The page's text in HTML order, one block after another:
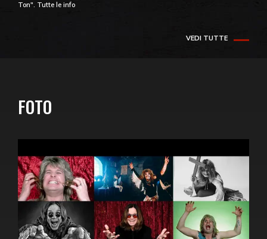
Ton". Tutte le info
VEDI TUTTE
FOTO